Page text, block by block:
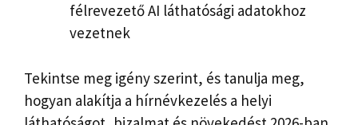
félrevezető AI láthatósági adatokhoz
vezetnek
Tekintse meg igény szerint, és tanulja meg,
hogyan alakítja a hírnévkezelés a helyi